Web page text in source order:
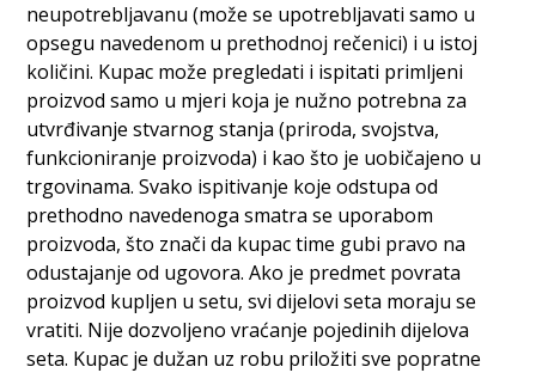
neupotrebljavanu (može se upotrebljavati samo u
opsegu navedenom u prethodnoj rečenici) i u istoj
količini. Kupac može pregledati i ispitati primljeni
proizvod samo u mjeri koja je nužno potrebna za
utvrđivanje stvarnog stanja (priroda, svojstva,
funkcioniranje proizvoda) i kao što je uobičajeno u
trgovinama. Svako ispitivanje koje odstupa od
prethodno navedenoga smatra se uporabom
proizvoda, što znači da kupac time gubi pravo na
odustajanje od ugovora. Ako je predmet povrata
proizvod kupljen u setu, svi dijelovi seta moraju se
vratiti. Nije dozvoljeno vraćanje pojedinih dijelova
seta. Kupac je dužan uz robu priložiti sve popratne